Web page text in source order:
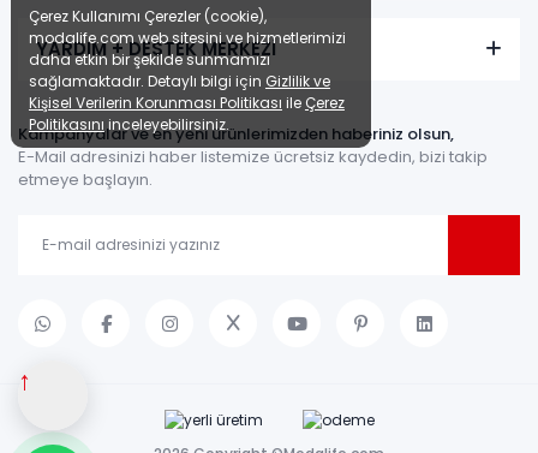
↑
YARDIM + DESTEK MERKEZİ
Kampanyalar ve en yeni ürünlerimizden haberiniz olsun,
E-Mail adresinizi haber listemize ücretsiz kaydedin, bizi takip
etmeye başlayın.
Çerez Kullanımı Çerezler (cookie),
modalife.com web sitesini ve hizmetlerimizi
daha etkin bir şekilde sunmamızı
sağlamaktadır. Detaylı bilgi için Gizlilik ve
Kişisel Verilerin Korunması Politikası ile Çerez
Politikasınıinceleyebilirsiniz.